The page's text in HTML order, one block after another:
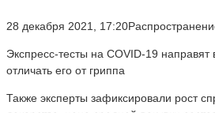
28 декабря 2021,
Экспресс-тесты на COVID-19 направят
отличать его от гриппа
Также эксперты зафиксировали рост